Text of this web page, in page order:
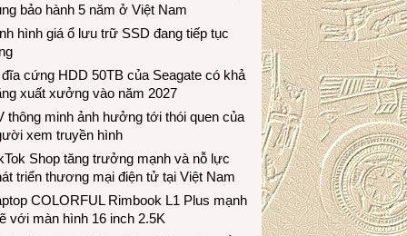
bảo hành 5 năm ở Việt Nam
hình giá ổ lưu trữ SSD đang tiếp tục
cứng HDD 50TB của Seagate có khả
xuất xưởng vào năm 2027
thông minh ảnh hưởng tới thói quen của
xem truyền hình
Shop tăng trưởng mạnh và nỗ lực
triển thương mại điện tử tại Việt Nam
COLORFUL Rimbook L1 Plus mạnh
với màn hình 16 inch 2.5K